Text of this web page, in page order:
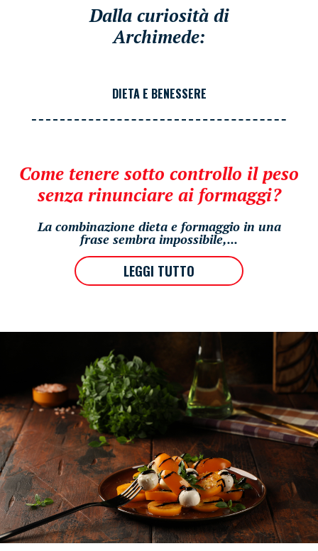
Dalla curiosità di
Archimede:
DIETA E BENESSERE
Come tenere sotto controllo il peso
senza rinunciare ai formaggi?
La combinazione dieta e formaggio in una
frase sembra impossibile,...
LEGGI TUTTO